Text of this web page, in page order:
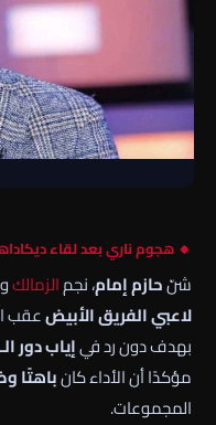
🔸 هجوم ناري بعد لقاء
شنّحازم إمام، نجمالزمالك
لاعبي الفريق الأبيضعقب
بهدف دون رد فيإياب دور الـ32 من كأس الكونفدرالية الإفريقية
مؤكدًا أن الأداء كانباهتًا
المجموعات.